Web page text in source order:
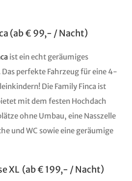
(ab € 99,- / Nacht)
ist ein echt geräumiges
perfekte Fahrzeug für eine 4-
Die Family Finca ist
mit dem festen Hochdach
ohne Umbau, eine Nasszelle
und WC sowie eine geräumige
XL (ab € 199,- / Nacht)